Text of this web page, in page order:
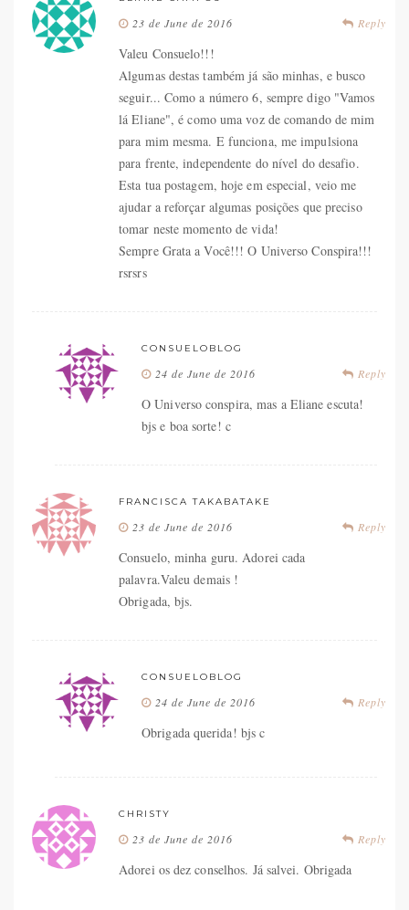
Reply
23 de June de 2016
Valeu Consuelo!!!
Algumas destas também já são minhas, e busco
seguir... Como a número 6, sempre digo "Vamos
lá Eliane", é como uma voz de comando de mim
para mim mesma. E funciona, me impulsiona
para frente, independente do nível do desafio.
Esta tua postagem, hoje em especial, veio me
ajudar a reforçar algumas posições que preciso
tomar neste momento de vida!
Sempre Grata a Você!!! O Universo Conspira!!!
rsrsrs
CONSUELOBLOG
Reply
24 de June de 2016
O Universo conspira, mas a Eliane escuta!
bjs e boa sorte! c
FRANCISCA TAKABATAKE
Reply
23 de June de 2016
Consuelo, minha guru. Adorei cada
palavra.Valeu demais !
Obrigada, bjs.
CONSUELOBLOG
Reply
24 de June de 2016
Obrigada querida! bjs c
CHRISTY
Reply
23 de June de 2016
Adorei os dez conselhos. Já salvei. Obrigada